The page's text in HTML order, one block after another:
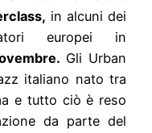
in alcuni dei
europei in
Gli Urban
italiano nato tra
e tutto ciò è reso
da parte del